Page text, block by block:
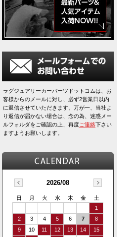
ラグジュアリーカーパーツドットコムは、お
客様からのメールに対し、必ず2営業日以内
に返信させていただきます。万が一、当社よ
り返信が届かない場合は、念の為、迷惑メー
ルフォルダをご確認の上、再度ご連絡下さい
ますようお願いします。
2026/08
日 月 火 水 木 金
土
1
2
3 4 5 6 7
8
9
10 11 12 13 14
15